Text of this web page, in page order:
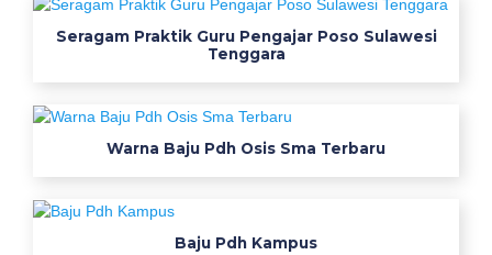
Seragam Praktik Guru Pengajar Poso Sulawesi
Tenggara
Warna Baju Pdh Osis Sma Terbaru
Baju Pdh Kampus